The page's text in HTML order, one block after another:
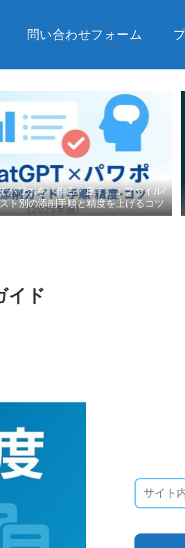
問い合わせフォーム
パワポを「作る・直す」：ファイル/
ト別の添削手順と精度を上げるコツ
イド